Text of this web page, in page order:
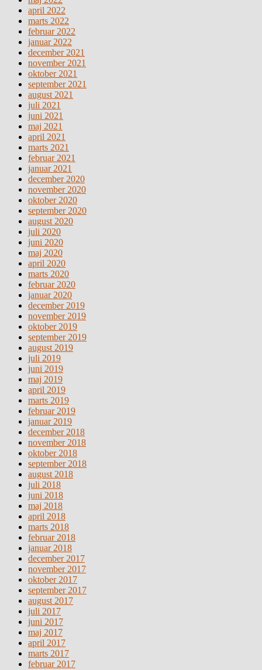
april 2022
marts 2022
februar 2022
januar 2022
december 2021
november 2021
oktober 2021
september 2021
august 2021
juli 2021
juni 2021
maj 2021
april 2021
marts 2021
februar 2021
januar 2021
december 2020
november 2020
oktober 2020
september 2020
august 2020
juli 2020
juni 2020
maj 2020
april 2020
marts 2020
februar 2020
januar 2020
december 2019
november 2019
oktober 2019
september 2019
august 2019
juli 2019
juni 2019
maj 2019
april 2019
marts 2019
februar 2019
januar 2019
december 2018
november 2018
oktober 2018
september 2018
august 2018
juli 2018
juni 2018
maj 2018
april 2018
marts 2018
februar 2018
januar 2018
december 2017
november 2017
oktober 2017
september 2017
august 2017
juli 2017
juni 2017
maj 2017
april 2017
marts 2017
februar 2017